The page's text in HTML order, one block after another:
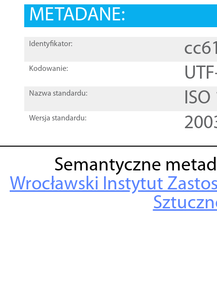
METADANE:
Identyfikator:
Kodowanie:
Nazwa standardu:
Wersja standardu:
Semantyczne
Wrocławski Instytut